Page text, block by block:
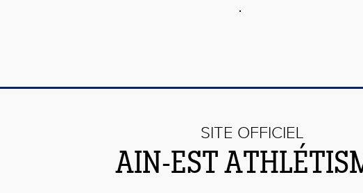
SITE OFFICIEL
AIN-EST